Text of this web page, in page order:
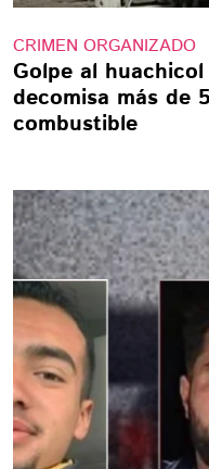
CRIMEN ORGANIZADO
Golpe al
decomisa más de
combustible